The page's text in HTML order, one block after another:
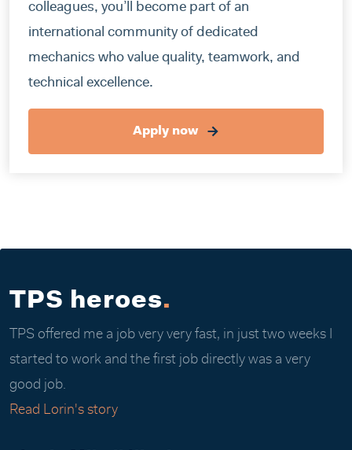
colleagues, you’ll become part of an
international community of dedicated
mechanics who value quality, teamwork, and
technical excellence.
Apply now
TPS heroes.
TPS offered me a job very very fast, in just two weeks I
started to work and the first job directly was a very
good job.
Read Lorin's story